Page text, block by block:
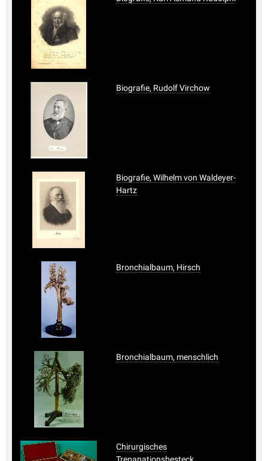
Biografie, Rudolf Virchow
Biografie, Wilhelm von Waldeyer-
Hartz
Bronchialbaum, Hirsch
Bronchialbaum, menschlich
Chirurgisches
Trepanationsbesteck